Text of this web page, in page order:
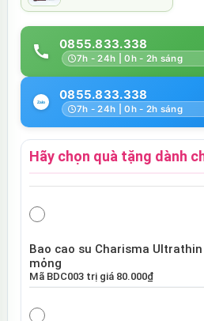
0855.833.338
7h - 24h | 0h - 2h sáng
0855.833.338
7h - 24h | 0h - 2h sáng
Hãy chọn quà tặng dành
Bao cao su Charisma
mỏng
Mã BDC003trị giá 80.000₫